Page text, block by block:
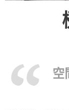
空